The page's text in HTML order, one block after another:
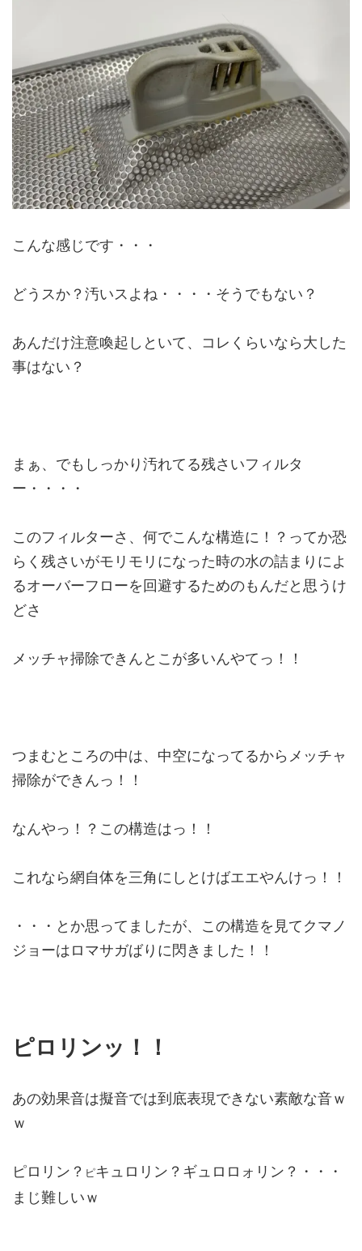
こんな感じです・・・
どうスか？汚いスよね・・・・そうでもない？
あんだけ注意喚起しといて、コレくらいなら大した
事はない？
まぁ、でもしっかり汚れてる残さいフィルタ
ー・・・・
このフィルターさ、何でこんな構造に！？ってか恐
らく残さいがモリモリになった時の水の詰まりによ
るオーバーフローを回避するためのもんだと思うけ
どさ
メッチャ掃除できんとこが多いんやてっ！！
つまむところの中は、中空になってるからメッチャ
掃除ができんっ！！
なんやっ！？この構造はっ！！
これなら網自体を三角にしとけばエエやんけっ！！
・・・とか思ってましたが、この構造を見てクマノ
ジョーはロマサガばりに閃きました！！
ピロリンッ！！
あの効果音は擬音では到底表現できない素敵な音ｗ
ｗ
ピロリン？ ピキュロリン？ギュロロォリン？・・・
まじ難しいｗ